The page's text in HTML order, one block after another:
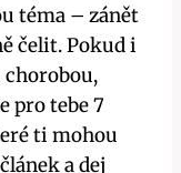
téma – zánět
čelit. Pokud i
pro tebe 7
ti mohou
a dej